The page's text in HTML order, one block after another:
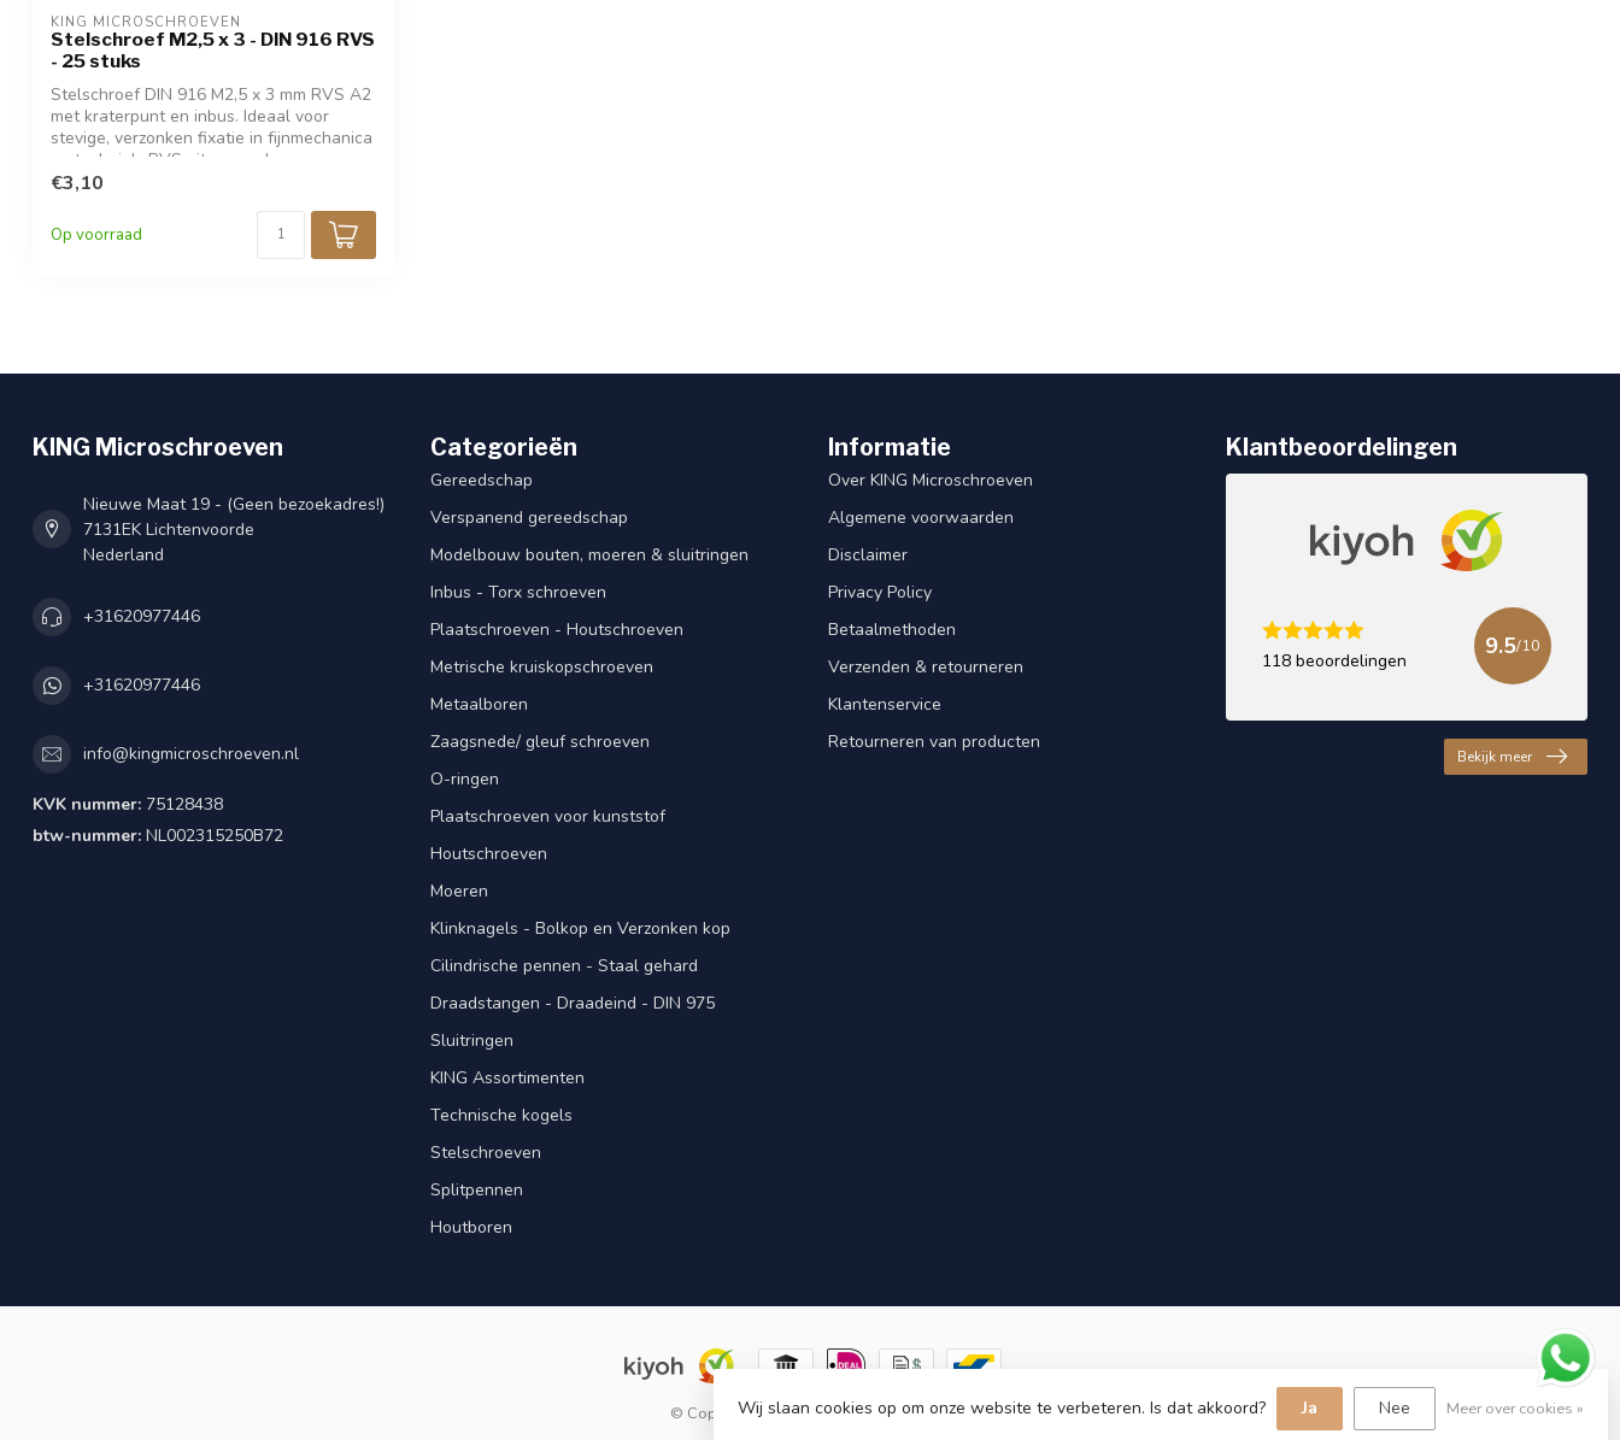
KING MICROSCHROEVEN
Stelschroef M2,5 x 3 - DIN 916 RVS
- 25 stuks
Stelschroef DIN 916 M2,5 x 3 mm RVS A2
met kraterpunt en inbus. Ideaal voor
stevige, verzonken fixatie in fijnmechanica
en techniek. RVS uitgevoerd voor
bescherming tegen corrosie. Verpakt per
€3,10
Op voorraad
KING Microschroeven
Nieuwe Maat 19 - (Geen bezoekadres!)
7131EK Lichtenvoorde
Nederland
+31620977446
+31620977446
info@kingmicroschroeven.nl
KVK nummer: 75128438
btw-nummer: NL002315250B72
Categorieën
Gereedschap
Verspanend gereedschap
Modelbouw bouten, moeren & sluitringen
Inbus - Torx schroeven
Plaatschroeven - Houtschroeven
Metrische kruiskopschroeven
Metaalboren
Zaagsnede/ gleuf schroeven
O-ringen
Plaatschroeven voor kunststof
Houtschroeven
Moeren
Klinknagels - Bolkop en Verzonken kop
Cilindrische pennen - Staal gehard
Draadstangen - Draadeind - DIN 975
Sluitringen
KING Assortimenten
Technische kogels
Stelschroeven
Splitpennen
Houtboren
Informatie
Over KING Microschroeven
Algemene voorwaarden
Disclaimer
Privacy Policy
Betaalmethoden
Verzenden & retourneren
Klantenservice
Retourneren van producten
Klantbeoordelingen
118 beoordelingen
9.5/10
Bekijk meer
© Copyright 2026 KING Microschroeven
Wij slaan cookies op om onze website te verbeteren. Is dat akkoord? Ja Nee Meer over cookies »